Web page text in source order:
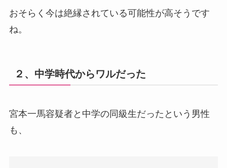
おそらく今は絶縁されている可能性が高そうです
ね。
２、中学時代からワルだった
宮本一馬容疑者と中学の同級生だったという男性
も、